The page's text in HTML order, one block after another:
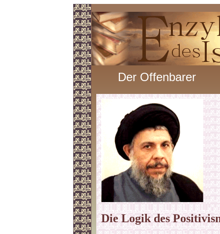
Der Offenbarer
Die Logik des